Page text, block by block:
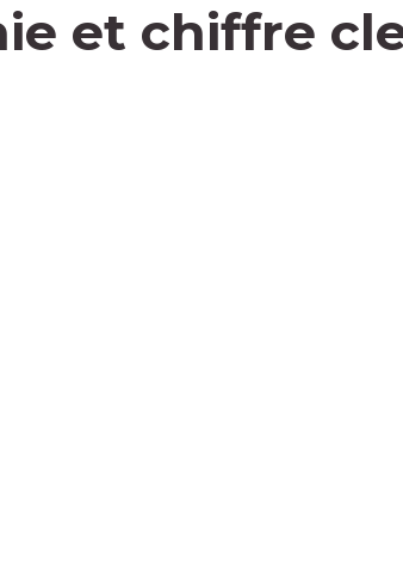
et chiffre